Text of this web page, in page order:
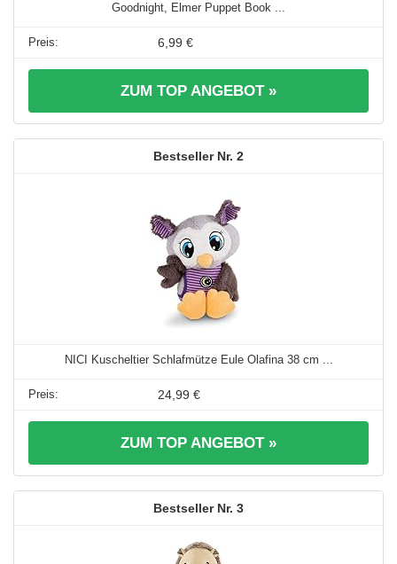
Goodnight, Elmer Puppet Book ...
6,99 €
ZUM TOP ANGEBOT »
2
NICI Kuscheltier Schlafmütze Eule Olafina 38 cm ...
24,99 €
ZUM TOP ANGEBOT »
3